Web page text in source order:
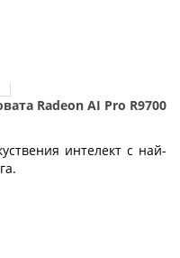
Radeon AI Pro R9700
интелект с най-